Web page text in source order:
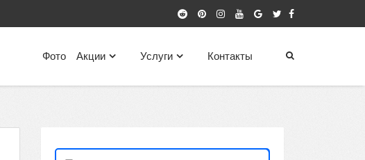
Контакты
Услуги
Акции
Фото